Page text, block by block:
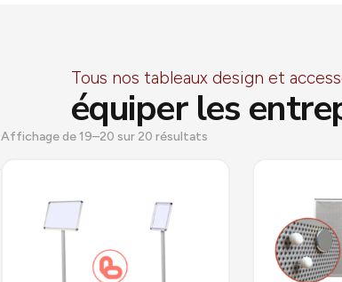
Tous nos tableaux design et
équiper les
Affichage de 19–20 sur 20 résultats